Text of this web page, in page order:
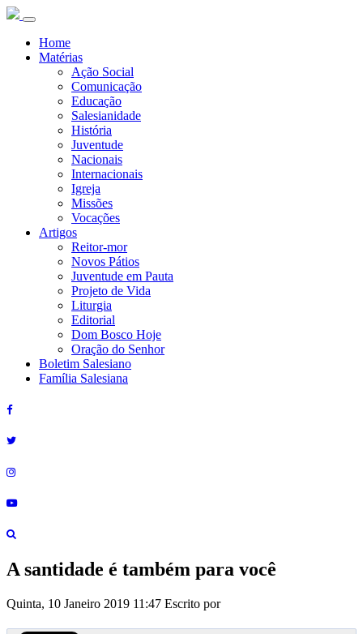
Home
Matérias
Ação Social
Comunicação
Educação
Salesianidade
História
Juventude
Nacionais
Internacionais
Igreja
Missões
Vocações
Artigos
Reitor-mor
Novos Pátios
Juventude em Pauta
Projeto de Vida
Liturgia
Editorial
Dom Bosco Hoje
Oração do Senhor
Boletim Salesiano
Família Salesiana
A santidade é também para você
Quinta, 10 Janeiro 2019 11:47 Escrito por